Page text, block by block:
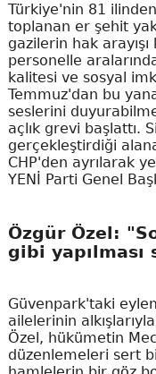
Türkiye'nin 81
toplanan er şehit
gazilerin hak
personelle
kalitesi ve sosyal
Temmuz'dan bu
seslerini
açlık grevi başlattı.
gerçekleştirdiği
CHP'den ayrılarak
YENİ Parti Genel
Özgür Özel:
gibi yapılması
Güvenpark'taki
ailelerinin
Özel, hükümetin
düzenlemeleri sert